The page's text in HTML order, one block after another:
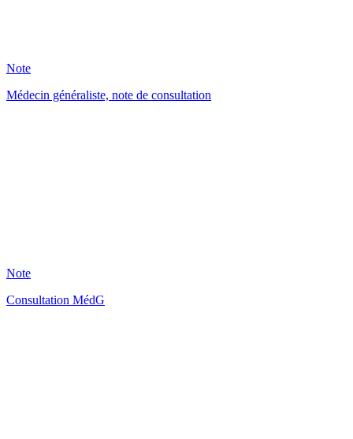
Note
Médecin généraliste, note de consultation
Note
Consultation MédG